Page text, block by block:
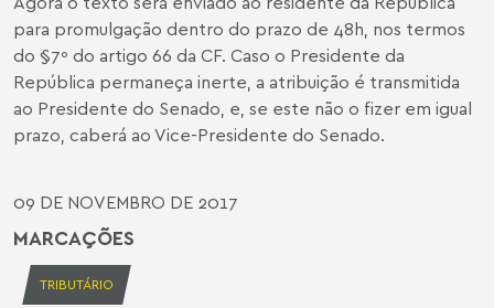
para promulgação dentro do prazo de 48h, nos termos
do §7º do artigo 66 da CF. Caso o Presidente da
República permaneça inerte, a atribuição é transmitida
ao Presidente do Senado, e, se este não o fizer em igual
prazo, caberá ao Vice-Presidente do Senado.
09 DE NOVEMBRO DE 2017
TRIBUTÁRIO
MARCAÇÕES